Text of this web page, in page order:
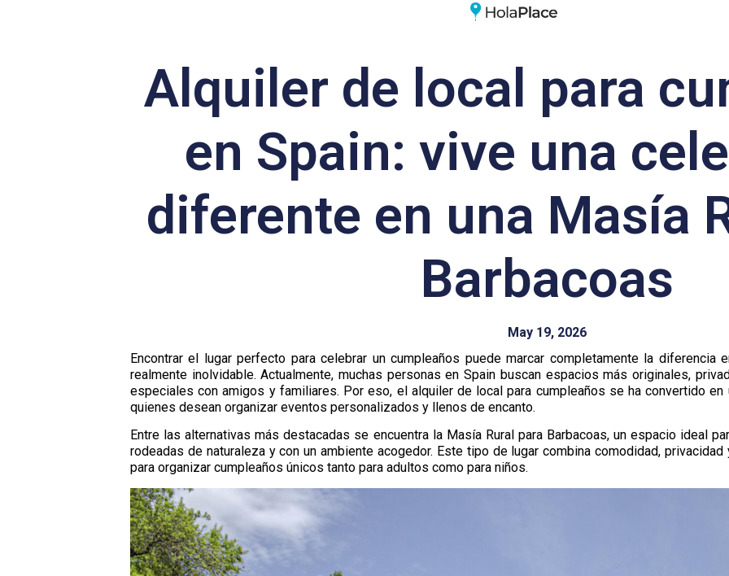
Alquiler de local para
en Spain: vive una
diferente en una Masía
Barbacoas
May 19, 2026
Encontrar el lugar perfecto para celebrar un cumpleaños puede marcar completamente la diferencia
realmente inolvidable. Actualmente, muchas personas en Spain buscan espacios más originales,
especiales con amigos y familiares. Por eso, el alquiler de local para cumpleaños se ha convertido
quienes desean organizar eventos personalizados y llenos de encanto.
Entre las alternativas más destacadas se encuentra la Masía Rural para Barbacoas, un espacio ideal
rodeadas de naturaleza y con un ambiente acogedor. Este tipo de lugar combina comodidad,
para organizar cumpleaños únicos tanto para adultos como para niños.